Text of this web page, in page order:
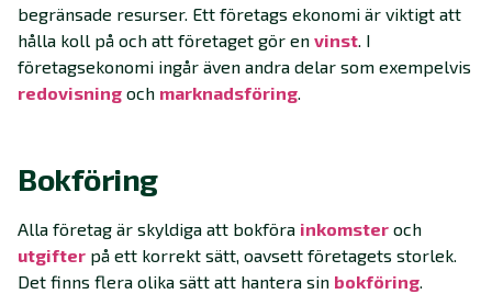
begränsade resurser. Ett företags ekonomi är viktigt att
hålla koll på och att företaget gör en vinst. I
företagsekonomi ingår även andra delar som exempelvis
redovisning och marknadsföring.
Bokföring
Alla företag är skyldiga att bokföra inkomster och
utgifter på ett korrekt sätt, oavsett företagets storlek.
Det finns flera olika sätt att hantera sin bokföring.